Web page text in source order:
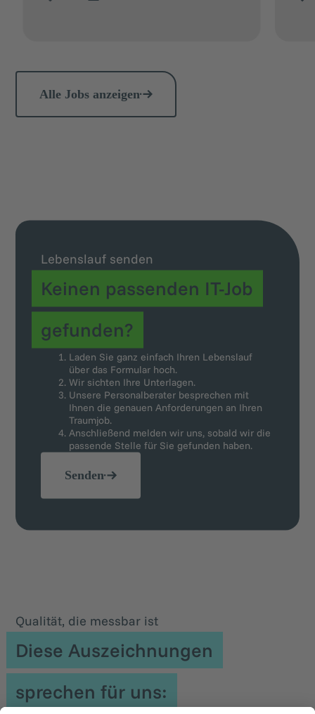
Alle Jobs anzeigen
Lebenslauf senden
Keinen passenden IT-Job
gefunden?
Laden Sie ganz einfach Ihren Lebenslauf
über das Formular hoch.
Wir sichten Ihre Unterlagen.
Unsere Personalberater besprechen mit
Ihnen die genauen Anforderungen an Ihren
Traumjob.
Anschließend melden wir uns, sobald wir die
passende Stelle für Sie gefunden haben.
Senden
Qualität, die messbar ist
Diese Auszeichnungen
sprechen für uns: